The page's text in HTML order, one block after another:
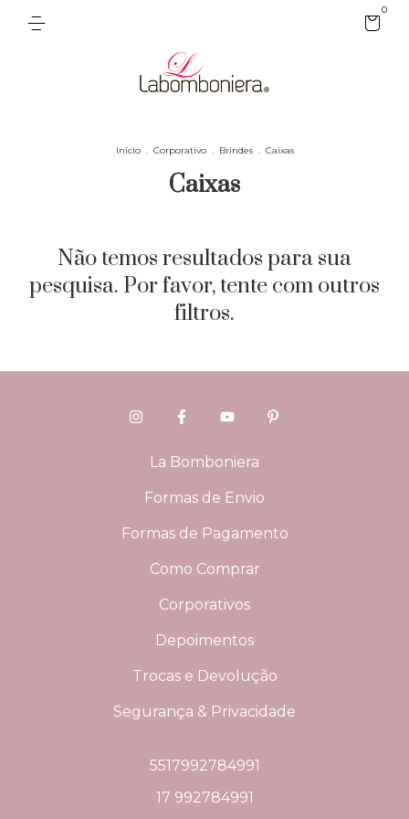
0
Início . Corporativo . Brindes . Caixas
Caixas
Não temos resultados para sua
pesquisa. Por favor, tente com outros
filtros.
La Bomboniera
Formas de Envio
Formas de Pagamento
Como Comprar
Corporativos
Depoimentos
Trocas e Devolução
Segurança & Privacidade
5517992784991
17 992784991